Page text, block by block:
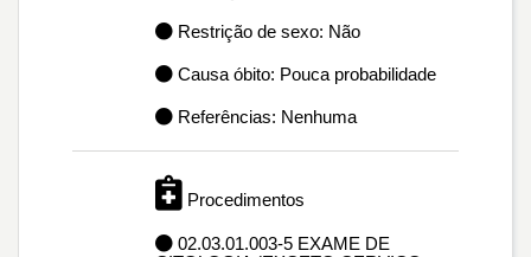
Restrição de sexo: Não
Causa óbito: Pouca probabilidade
Referências: Nenhuma
Procedimentos
02.03.01.003-5 EXAME DE